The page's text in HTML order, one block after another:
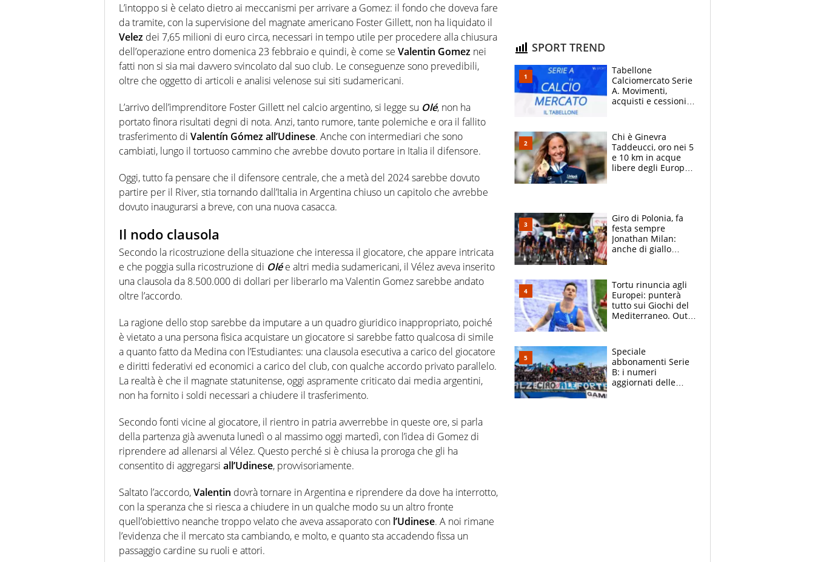
L’intoppo si è celato dietro ai meccanismi per arrivare a Gomez: il fondo che doveva fare
da tramite, con la supervisione del magnate americano Foster Gillett, non ha liquidato il
Velez dei 7,65 milioni di euro circa, necessari in tempo utile per procedere alla chiusura
dell’operazione entro domenica 23 febbraio e quindi, è come se Valentin Gomez nei
fatti non si sia mai davvero svincolato dal suo club. Le conseguenze sono prevedibili,
oltre che oggetto di articoli e analisi velenose sui siti sudamericani.
L’arrivo dell’imprenditore Foster Gillett nel calcio argentino, si legge su Olé, non ha
portato finora risultati degni di nota. Anzi, tanto rumore, tante polemiche e ora il fallito
trasferimento di Valentín Gómez all’Udinese. Anche con intermediari che sono
cambiati, lungo il tortuoso cammino che avrebbe dovuto portare in Italia il difensore.
Oggi, tutto fa pensare che il difensore centrale, che a metà del 2024 sarebbe dovuto
partire per il River, stia tornando dall’Italia in Argentina chiuso un capitolo che avrebbe
dovuto inaugurarsi a breve, con una nuova casacca.
Il nodo clausola
Secondo la ricostruzione della situazione che interessa il giocatore, che appare intricata
e che poggia sulla ricostruzione di Olé e altri media sudamericani, il Vélez aveva inserito
una clausola da 8.500.000 di dollari per liberarlo ma Valentin Gomez sarebbe andato
oltre l’accordo.
La ragione dello stop sarebbe da imputare a un quadro giuridico inappropriato, poiché
è vietato a una persona fisica acquistare un giocatore si sarebbe fatto qualcosa di simile
a quanto fatto da Medina con l’Estudiantes: una clausola esecutiva a carico del giocatore
e diritti federativi ed economici a carico del club, con qualche accordo privato parallelo.
La realtà è che il magnate statunitense, oggi aspramente criticato dai media argentini,
non ha fornito i soldi necessari a chiudere il trasferimento.
Secondo fonti vicine al giocatore, il rientro in patria avverrebbe in queste ore, si parla
della partenza già avvenuta lunedì o al massimo oggi martedì, con l’idea di Gomez di
riprendere ad allenarsi al Vélez. Questo perché si è chiusa la proroga che gli ha
consentito di aggregarsi all’Udinese, provvisoriamente.
Saltato l’accordo,Valentin dovrà tornare in Argentina e riprendere da dove ha interrotto,
con la speranza che si riesca a chiudere in un qualche modo su un altro fronte
quell’obiettivo neanche troppo velato che aveva assaporato con l’Udinese. A noi rimane
l’evidenza che il mercato sta cambiando, e molto, e quanto sta accadendo fissa un
passaggio cardine su ruoli e attori.
SPORT TREND
Tabellone
Calciomercato Serie
A. Movimenti,
acquisti e cessioni:
Chi è Ginevra
Taddeucci, oro nei 5
e 10 km in acque
libere degli Europei
Giro di Polonia, fa
festa sempre
Jonathan Milan:
anche di giallo
Malucelli, terzo)
Tortu rinuncia agli
Europei: punterà
tutto sui Giochi del
Mediterraneo. Out
in dubbio
Speciale
abbonamenti Serie
B: i numeri
aggiornati delle